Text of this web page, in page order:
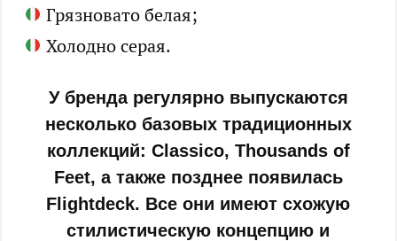
Грязновато белая;
Холодно серая.
У бренда регулярно выпускаются
несколько базовых традиционных
коллекций: Classico, Thousands of
Feet, а также позднее появилась
Flightdeck. Все они имеют схожую
стилистическую концепцию и